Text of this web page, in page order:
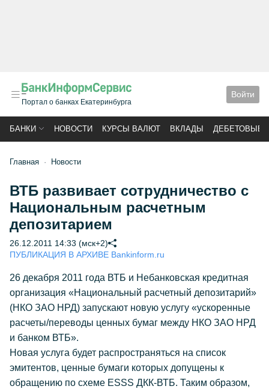
Портал о банках Екатеринбурга
Войти
БАНКИ НОВОСТИ КУРСЫ ВАЛЮТ ВКЛАДЫ ДЕБЕТОВЫЕ
Главная Новости
ВТБ развивает сотрудничество с
Национальным расчетным
депозитарием
26.12.2011 14:33 (мск+2)
ПУБЛИКАЦИЯ В АРХИВЕ Bankinform.ru
26 декабря 2011 года ВТБ и Небанковская кредитная
организация «Национальный расчетный депозитарий»
(НКО ЗАО НРД) запускают новую услугу «ускоренные
расчеты/переводы ценных бумаг между НКО ЗАО НРД
и банком ВТБ».
Новая услуга будет распространяться на список
эмитентов, ценные бумаги которых допущены к
обращению по схеме ESSS ДКК-ВТБ. Таким образом,